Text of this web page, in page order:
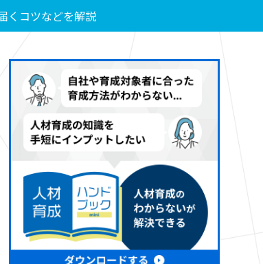
くコツなどを解説